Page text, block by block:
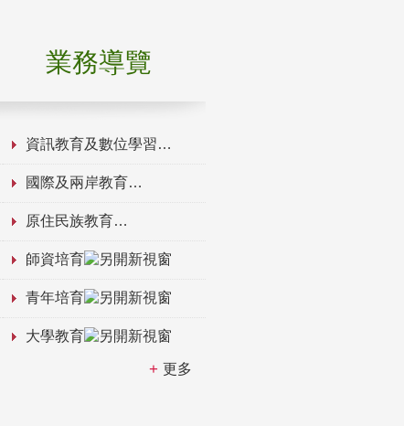
業務導覽
資訊教育及數位學習
國際及兩岸教育
原住民族教育
師資培育
青年培育
大學教育
更多